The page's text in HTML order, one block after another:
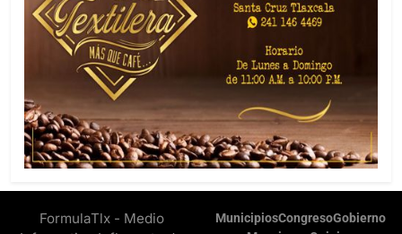
FormulaTlx - Medio
MunicipiosCongresoGobierno